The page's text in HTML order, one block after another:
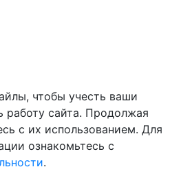
чтобы учесть ваши
работу сайта. Продолжая
с их использованием. Для
ознакомьтесь с
.